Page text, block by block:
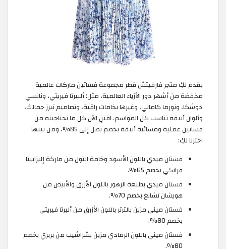
يقدم لكِ متجر فارفيتش قطر مجموعة فساتين ماركات عالمية
مخفضة من أشهر دور الأزياء العالمية، مثل: ألبيرتا فيريتي، ونانسي
دوشكا، ونورما كامالي، وغيرها بخامات راقية، وتصاميم تبرز جمالك،
وألوان أنيقة تناسب كل المواسم. اقتنِ الآن كل ما تحتاجينه من
فساتين عملية ومسائية أنيقة بخصم يصل إلى 85%، ومن بينها
اخترنا لكِ:
فستان ميدي باللون الأسود وخامة التول من ماركة إليزابيتا
فرانكي بخصم 65%.
فستان ميدي بطبعة الزهور باللون الأزرق والأبيض من
هويشان تشانغ بخصم 70%.
فستان ميني مزين بالترتر باللون الأزرق من ألبرتا فيريتي
بخصم 80%.
فستان ميني باللون الرمادي مزين بشراشيب من بربري بخصم
80%.